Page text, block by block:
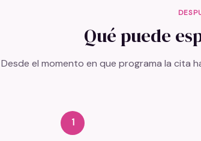
Qué puede
Desde el momento en que programa la cita
1